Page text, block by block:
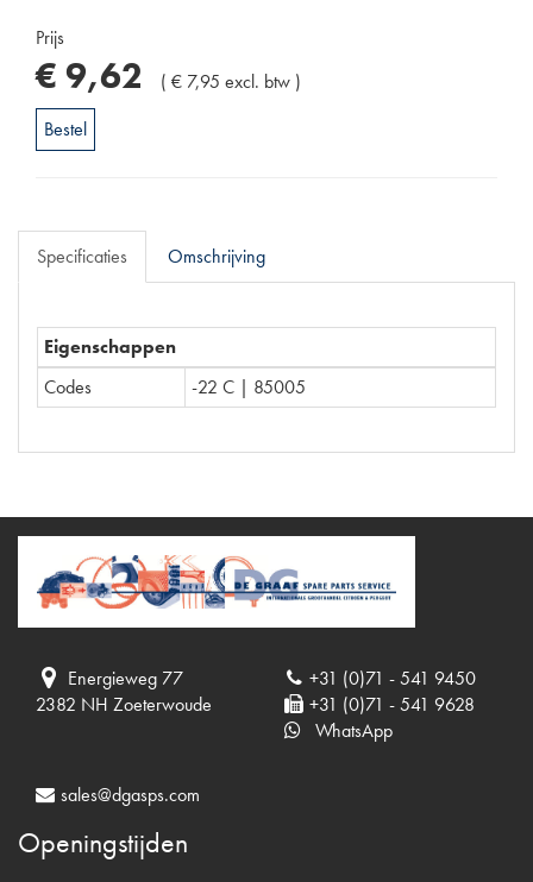
Prijs
€ 9,62 ( € 7,95 excl. btw )
Bestel
Specificaties Omschrijving
Eigenschappen
Codes
-22 C | 85005
Energieweg 77
2382 NH Zoeterwoude
+31 (0)71 - 541 9450
+31 (0)71 - 541 9628
WhatsApp
sales@dgasps.com
Openingstijden